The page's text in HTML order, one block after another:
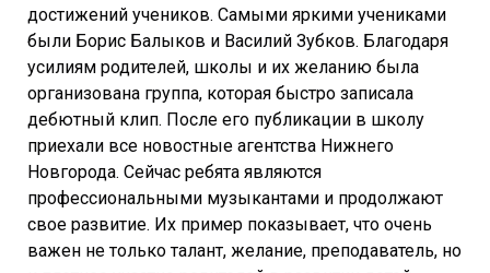
достижений учеников. Самыми яркими учениками
были Борис Балыков и Василий Зубков. Благодаря
усилиям родителей, школы и их желанию была
организована группа, которая быстро записала
дебютный клип. После его публикации в школу
приехали все новостные агентства Нижнего
Новгорода. Сейчас ребята являются
профессиональными музыкантами и продолжают
свое развитие. Их пример показывает, что очень
важен не только талант, желание, преподаватель, но